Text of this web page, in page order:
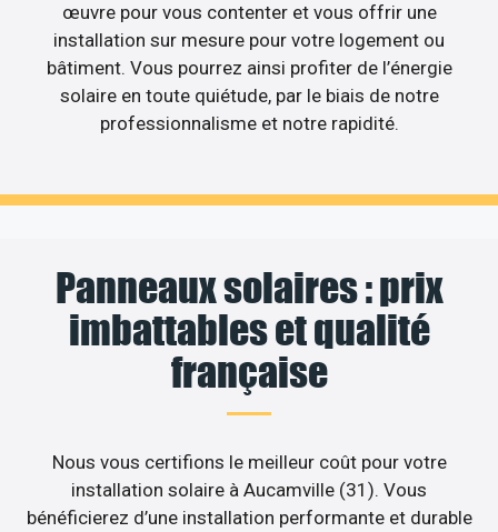
œuvre pour vous contenter et vous offrir une
installation sur mesure pour votre logement ou
bâtiment. Vous pourrez ainsi profiter de l’énergie
solaire en toute quiétude, par le biais de notre
professionnalisme et notre rapidité.
Panneaux solaires : prix
imbattables et qualité
française
Nous vous certifions le meilleur coût pour votre
installation solaire à Aucamville (31). Vous
bénéficierez d’une installation performante et durable